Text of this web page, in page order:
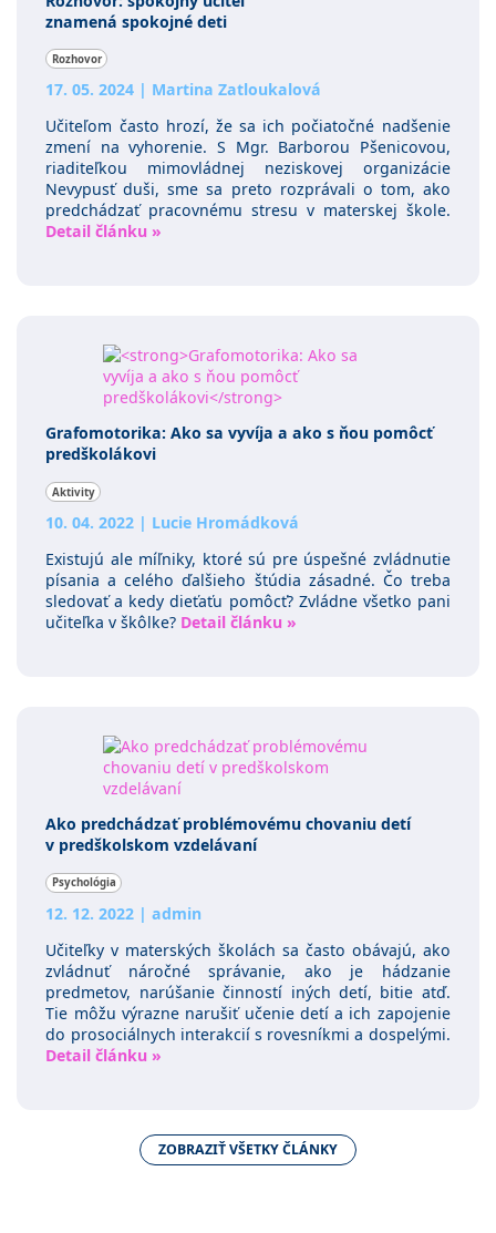
znamená spokojné deti
Rozhovor
17. 05. 2024 | Martina Zatloukalová
Učiteľom často hrozí, že sa ich počiatočné nadšenie
zmení na vyhorenie. S Mgr. Barborou Pšenicovou,
riaditeľkou mimovládnej neziskovej organizácie
Nevypusť duši, sme sa preto rozprávali o tom, ako
predchádzať pracovnému stresu v materskej škole.
Detail článku »
Grafomotorika: Ako sa vyvíja a ako s ňou pomôcť
predškolákovi
Aktivity
10. 04. 2022 | Lucie Hromádková
Existujú ale míľniky, ktoré sú pre úspešné zvládnutie
písania a celého ďalšieho štúdia zásadné. Čo treba
sledovať a kedy dieťaťu pomôcť? Zvládne všetko pani
učiteľka v škôlke? Detail článku »
Ako predchádzať problémovému chovaniu detí
v predškolskom vzdelávaní
Psychológia
12. 12. 2022 | admin
Učiteľky v materských školách sa často obávajú, ako
zvládnuť náročné správanie, ako je hádzanie
predmetov, narúšanie činností iných detí, bitie atď.
Tie môžu výrazne narušiť učenie detí a ich zapojenie
do prosociálnych interakcií s rovesníkmi a dospelými.
Detail článku »
ZOBRAZIŤ VŠETKY ČLÁNKY